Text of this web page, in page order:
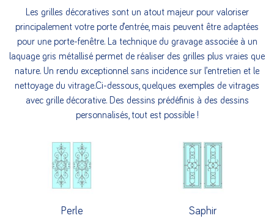
Les grilles décoratives sont un atout majeur pour valoriser
principalement votre porte d’entrée, mais peuvent être adaptées
pour une porte-fenêtre. La technique du gravage associée à un
laquage gris métallisé permet de réaliser des grilles plus vraies que
nature. Un rendu exceptionnel sans incidence sur l’entretien et le
nettoyage du vitrage.Ci-dessous, quelques exemples de vitrages
avec grille décorative. Des dessins prédéfinis à des dessins
personnalisés, tout est possible !
Perle Saphir